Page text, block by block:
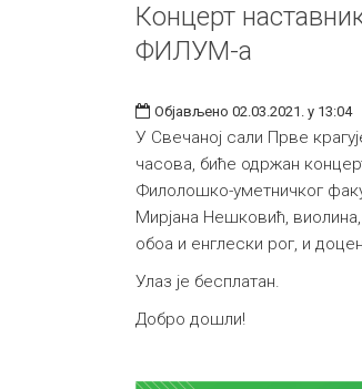
Концерт
ФИЛУМ-а
Објављено 02.03.2021. у 13:04
У Свечаној сали Прве
часова, биће одржан
Филолошко-уметничког
Мирјана Нешковић,
обоа и енглески рог, и
Улаз је бесплатан.
Добро дошли!